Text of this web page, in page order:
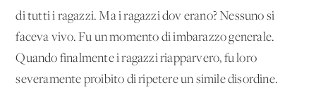
di tutti i ragazzi. Ma i ragazzi dov'erano? Nessuno si
faceva vivo. Fu un momento di imbarazzo generale.
Quando finalmente i ragazzi riapparvero, fu loro
severamente proibito di ripetere un simile disordine.